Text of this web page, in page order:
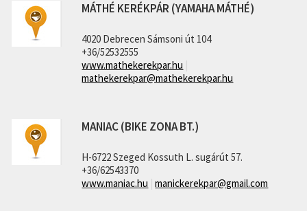
MÁTHÉ KERÉKPÁR (YAMAHA MÁTHÉ)
4020 Debrecen Sámsoni út 104
+36/52532555
www.mathekerekpar.hu |
mathekerekpar@mathekerekpar.hu
MANIAC (BIKE ZONA BT.)
H-6722 Szeged Kossuth L. sugárút 57.
+36/62543370
www.maniac.hu |manickerekpar@gmail.com